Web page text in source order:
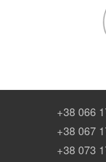
+38 066
+38 067
+38 073